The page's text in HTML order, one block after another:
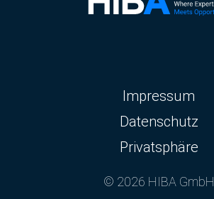
Navigation
überspringen
Impressum
Datenschutz
Privatsphäre
© 2026 HIBA GmbH